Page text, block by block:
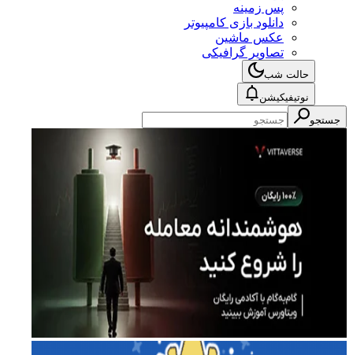
پس زمینه
دانلود بازی کامپیوتر
عکس ماشین
تصاویر گرافیکی
حالت شب
نوتیفیکیشن
جستجو